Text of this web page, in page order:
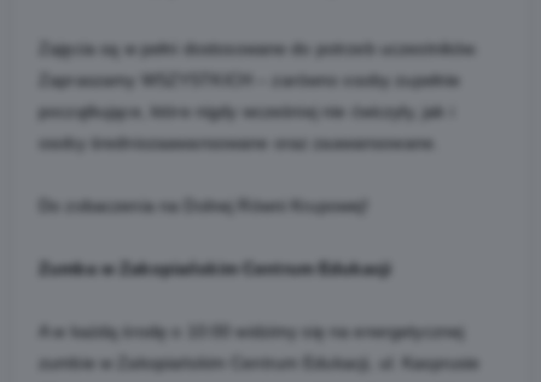
Zajęcia są w pełni dostosowane do potrzeb uczestników.
Zapraszamy WSZYSTKICH – zarówno osoby zupełnie
początkujące, które nigdy wcześniej nie ćwiczyły, jak i
osoby średniozaawansowane oraz zaawansowane.
Do zobaczenia na Dolnej Równi Krupowej!
Zumba w Zakopiańskim Centrum Edukacji
A w każdą środę o 10:00 widzimy się na energetycznej
zumbie w Zakopiańskim Centrum Edukacji, ul. Kasprusie